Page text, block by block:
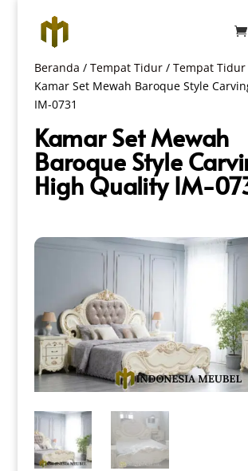
Beranda / Tempat Tidur/ Tempat
Kamar Set Mewah Baroque Style
IM-0731
Kamar Set Mewah
Baroque Style
High Quality IM-